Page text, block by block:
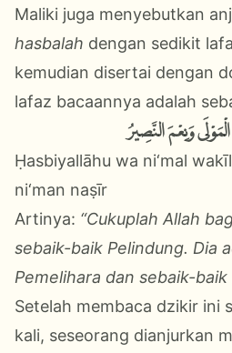
Maliki juga menyebutkan
hasbalah dengan sedikit
kemudian disertai dengan
lafaz bacaannya adalah
وَنِعْمَ النَّصِيرُ
Ḥasbiyallāhu wa ni‘mal
ni‘man naṣīr
Artinya: “Cukuplah Allah
sebaik-baik Pelindung. Dia
Pemelihara dan sebaik-baik
Setelah membaca dzikir ini
kali, seseorang dianjurkan